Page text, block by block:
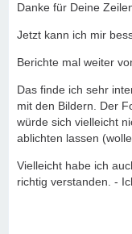
Danke für Deine
Jetzt kann ich mir
Berichte mal weiter
Das finde ich sehr
mit den Bildern. Der
würde sich vielleicht
ablichten lassen
Vielleicht habe ich
richtig verstanden. -